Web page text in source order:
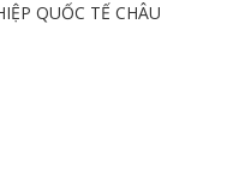
QUỐC TẾ CHÂU